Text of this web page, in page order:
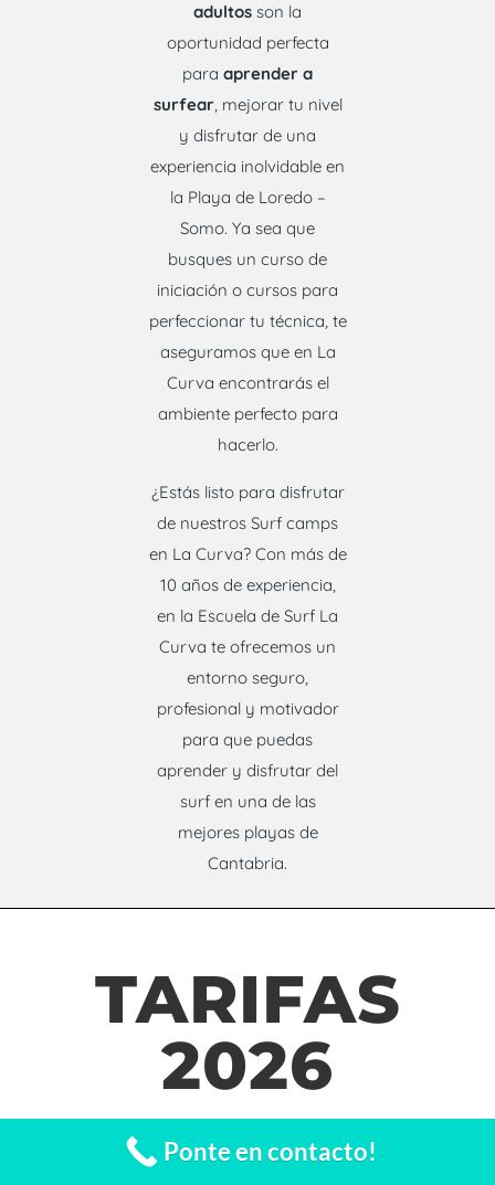
adultos son la
oportunidad perfecta
para aprender a
surfear, mejorar tu nivel
y disfrutar de una
experiencia inolvidable en
la Playa de Loredo –
Somo. Ya sea que
busques un curso de
iniciación o cursos para
perfeccionar tu técnica, te
aseguramos que en La
Curva encontrarás el
ambiente perfecto para
hacerlo.
¿Estás listo para disfrutar
de nuestros Surf camps
en La Curva? Con más de
10 años de experiencia,
en la Escuela de Surf La
Curva te ofrecemos un
entorno seguro,
profesional y motivador
para que puedas
aprender y disfrutar del
surf en una de las
mejores playas de
Cantabria.
TARIFAS
2026
Ponte en contacto!